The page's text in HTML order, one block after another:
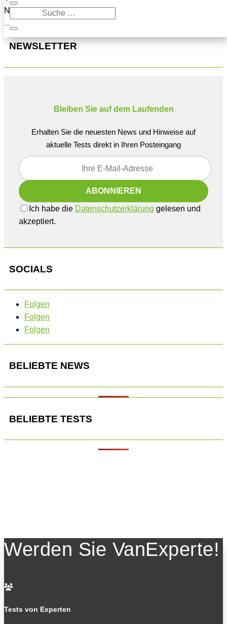
Navigation oben, um den Beitrag zu finden.
NEWSLETTER
Bleiben Sie auf dem Laufenden
Erhalten Sie die neuesten News und Hinweise auf
aktuelle Tests direkt in Ihren Posteingang
Ich habe die Datenschutzerklärung gelesen und
akzeptiert.
SOCIALS
Folgen
Folgen
Folgen
BELIEBTE NEWS
BELIEBTE TESTS
Werden Sie VanExperte!

Tests von Experten